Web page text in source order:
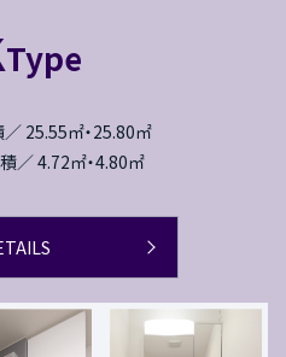
Type
25.55㎡・25.80㎡
／ 4.72㎡・4.80㎡